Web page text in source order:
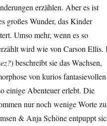
erzählen. Aber es ist
großes Wunder, das Kinder
Umso mehr, wenn es so
wird wie von Carson Ellis.
) beschreibt sie das Wachsen,
von kurios fantasievollen
einige Abenteuer erlebt. Die
nur noch wenige Worte
& Anja Schöne entpuppt